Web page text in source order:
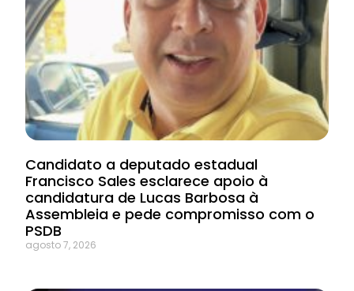
Candidato a deputado estadual
Francisco Sales esclarece apoio à
candidatura de Lucas Barbosa à
Assembleia e pede compromisso com o
PSDB
agosto 7, 2026